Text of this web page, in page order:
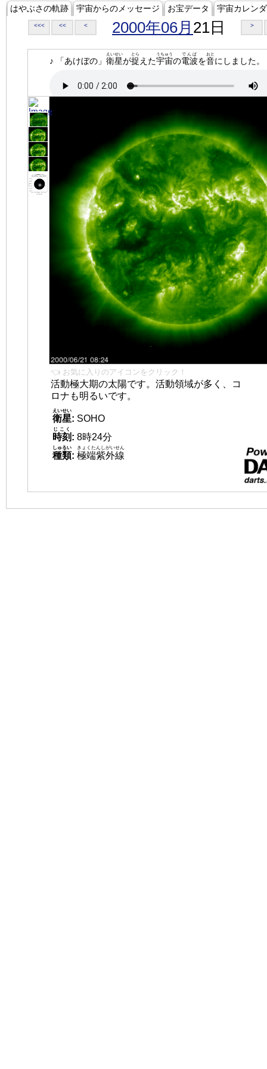
はやぶさの軌跡 宇宙からのメッセージ お宝データ 宇宙カレン
<<< << < 2000年06月 21日 >
♪ 「あけぼの」 衛星
えいせい
が捉
とら
えた宇宙
うちゅう
の電波
でんぱ
を音
おと
にしました。
👈 お気に入りのアイコンをクリック！
活動極大期の太陽です。活動領域が多く、コ
ロナも明るいです。
衛星
えいせい
: SOHO
時刻
じこく
: 8時24分
種類
しゅるい
: 極端紫外線
きょくたんしがいせん